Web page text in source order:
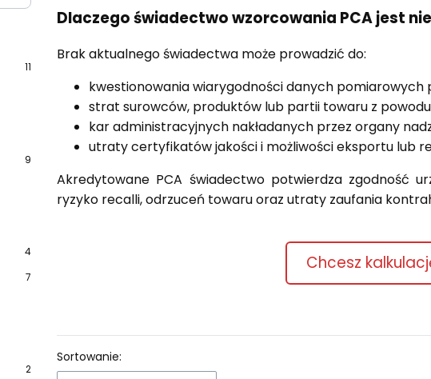
11
9
4
7
2
Dlaczego świadectwo wzorcowania PCA jest
Brak aktualnego świadectwa może prowadzić do:
kwestionowania wiarygodności danych pomiarowych
strat surowców, produktów lub partii towaru z
kar administracyjnych nakładanych przez organy
utraty certyfikatów jakości i możliwości eksportu lub
Akredytowane PCA świadectwo potwierdza zgodność
ryzyko recalli, odrzuceń towaru oraz utraty zaufania
Chcesz
Lista produktów
Sortowanie: